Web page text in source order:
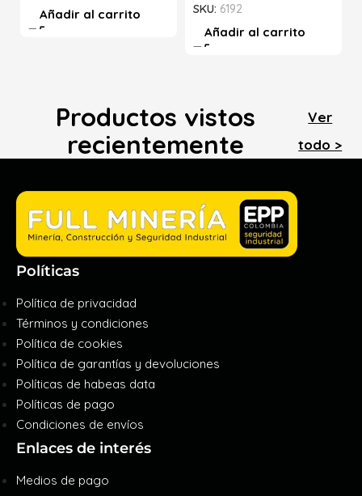
Añadir al carrito SKU: 6192
Añadir al carrito
Productos vistos
recientemente
Ver
todo >
Políticas
Política de privacidad
Términos y condiciones
Política de cookies
Política de garantías y devoluciones
Políticas de habeas data
Políticas de pago
Condiciones de envíos
Enlaces de interés
Medios de pago